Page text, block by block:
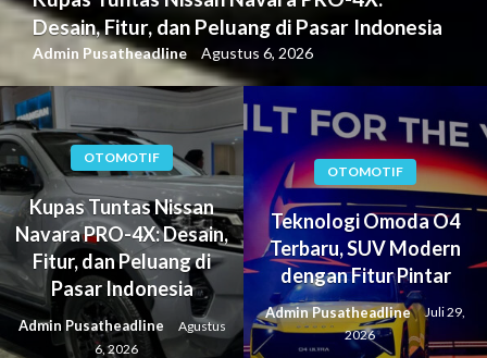
dengan Fitur Pintar
Admin Pusatheadline Juli 29, 2026
OTOMOTIF
Kupas Tuntas Nissan
Navara PRO-4X: Desain,
Fitur, dan Peluang di
Pasar Indonesia
Admin Pusatheadline
Agustus
6, 2026
OTOMOTIF
Teknologi Omoda O4
Terbaru, SUV Modern
dengan Fitur Pintar
Admin Pusatheadline
Juli 29,
2026